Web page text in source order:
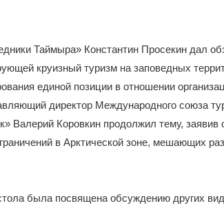
Таймыра» Константин Просекин дал
круизный туризм на заповедных
единой позиции в отношении
директор Международного союза
Валерий Коровкин продолжил тему, заявив
в Арктической зоне, мешающих
была посвящена обсуждению других